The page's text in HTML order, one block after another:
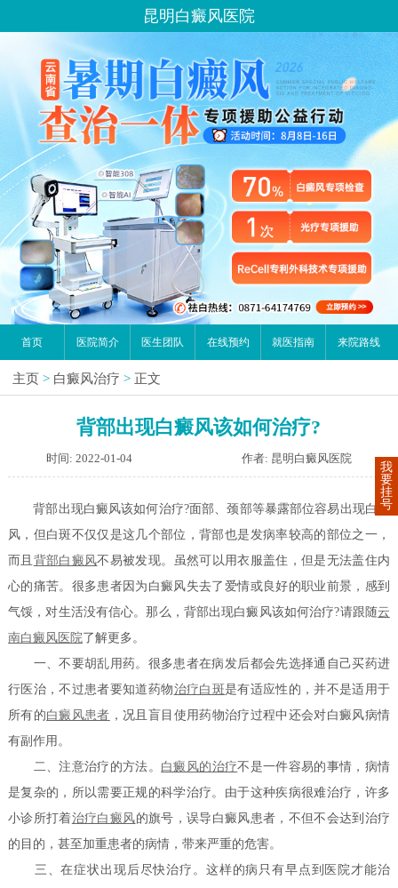
昆明白癜风医院
首页 医院简介 医生团队 在线预约 就医指南 来院路线
主页 > 白癜风治疗 > 正文
背部出现白癜风该如何治疗?
时间: 2022-01-04 作者: 昆明白癜风医院
背部出现白癜风该如何治疗?面部、颈部等暴露部位容易出现白癜
风，但白斑不仅仅是这几个部位，背部也是发病率较高的部位之一，
而且 背部白癜风不易被发现。虽然可以用衣服盖住，但是无法盖住内
心的痛苦。很多患者因为白癜风失去了爱情或良好的职业前景，感到
气馁，对生活没有信心。那么，背部出现白癜风该如何治疗?请跟随云
南白癜风医院了解更多。
一、不要胡乱用药。很多患者在病发后都会先选择通自己买药进
行医治，不过患者要知道药物治疗白斑是有适应性的，并不是适用于
所有的白癜风患者 ，况且盲目使用药物治疗过程中还会对白癜风病情
有副作用。
二、注意治疗的方法。 白癜风的治疗不是一件容易的事情，病情
是复杂的，所以需要正规的科学治疗。由于这种疾病很难治疗，许多
小诊所打着治疗白癜风的旗号，误导白癜风患者，不但不会达到治疗
的目的，甚至加重患者的病情，带来严重的危害。
三、在症状出现后尽快治疗。这样的病只有早点到医院才能治
我
要
挂
号